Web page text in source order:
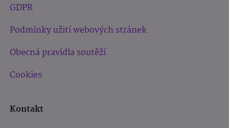
GDPR
Podmínky užití webových stránek
Obecná pravidla soutěží
Cookies
Kontakt